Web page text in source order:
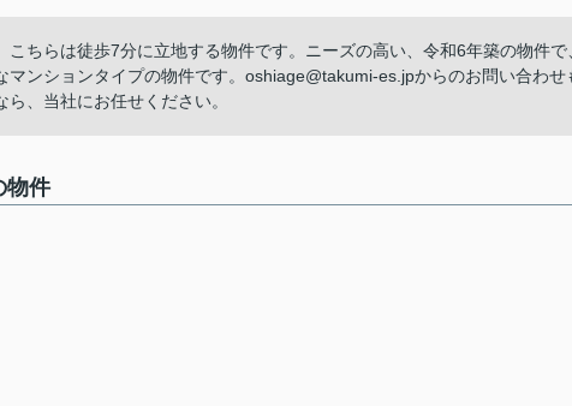
ちらは徒歩7分に立地する物件です。ニーズの高い、令和6年築の物件で
ンションタイプの物件です。oshiage@takumi-es.jpからのお問い合わせ
、当社にお任せください。
物件